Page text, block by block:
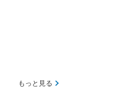
もっと見る